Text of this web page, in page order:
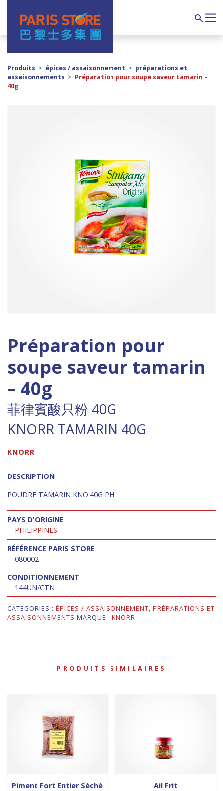
Navigation principale
Produits > épices / assaisonnement > préparations et
assaisonnements > Préparation pour soupe saveur tamarin –
40g
Préparation pour
soupe saveur tamarin
– 40g
菲律賓酸只粉 40G
KNORR TAMARIN 40G
KNORR
DESCRIPTION
POUDRE TAMARIN KNO.40G PH
PAYS D'ORIGINE
PHILIPPINES
RÉFÉRENCE PARIS STORE
080002
CONDITIONNEMENT
144UN/CTN
CATÉGORIES : ÉPICES / ASSAISONNEMENT, PRÉPARATIONS ET
ASSAISONNEMENTS MARQUE : KNORR
PRODUITS SIMILAIRES
Piment Fort Entier Séché
Ail Frit